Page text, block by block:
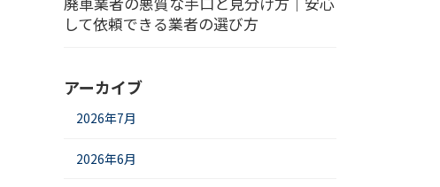
して依頼できる業者の選び方
アーカイブ
2026年7月
2026年6月